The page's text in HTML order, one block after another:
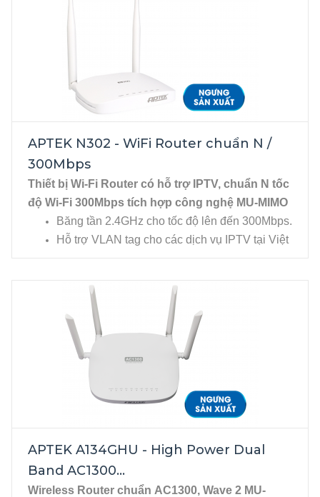
APTEK N302 - WiFi Router chuẩn N /
300Mbps
Thiết bị Wi-Fi Router có hỗ trợ IPTV, chuẩn N tốc
độ Wi-Fi 300Mbps tích hợp công nghệ MU-MIMO
Băng tần 2.4GHz cho tốc độ lên đến 300Mbps.
Hỗ trợ VLAN tag cho các dịch vụ IPTV tại Việt
APTEK A134GHU - High Power Dual
Band AC1300...
Wireless Router chuẩn AC1300, Wave 2 MU-